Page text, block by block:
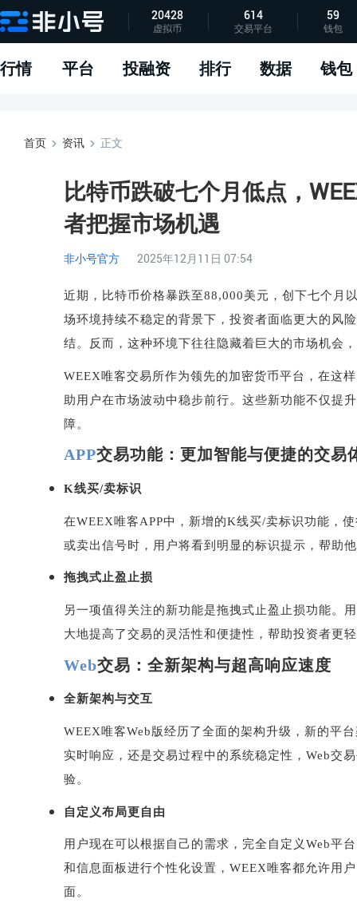
APP下载
指标说明
问题反馈
20428
虚拟币
614
交易平台
59
钱包
行情 平台 投融资 排行 数据 钱包
首页 资讯 正文
比特币跌破七个月低点，
者把握市场机遇
非小号官方 2025年12月11日 07:54
近期，比特币价格暴跌至88,000美元，创下七个月
场环境持续不稳定的背景下，投资者面临更大的风
结。反而，这种环境下往往隐藏着巨大的市场机会
WEEX唯客交易所作为领先的加密货币平台，在这
助用户在市场波动中稳步前行。这些新功能不仅提
障。
APP交易功能：更加智能与便捷的交易
K线买/卖标识
在WEEX唯客APP中，新增的K线买/卖标识功能，
或卖出信号时，用户将看到明显的标识提示，帮助
拖拽式止盈止损
另一项值得关注的新功能是拖拽式止盈止损功能。
大地提高了交易的灵活性和便捷性，帮助投资者更
Web交易：全新架构与超高响应速度
全新架构与交互
WEEX唯客Web版经历了全面的架构升级，新的平
实时响应，还是交易过程中的系统稳定性， Web交
验。
自定义布局更自由
用户现在可以根据自己的需求，完全自定义 Web平
和信息面板进行个性化设置， WEEX唯客都允许用
面。